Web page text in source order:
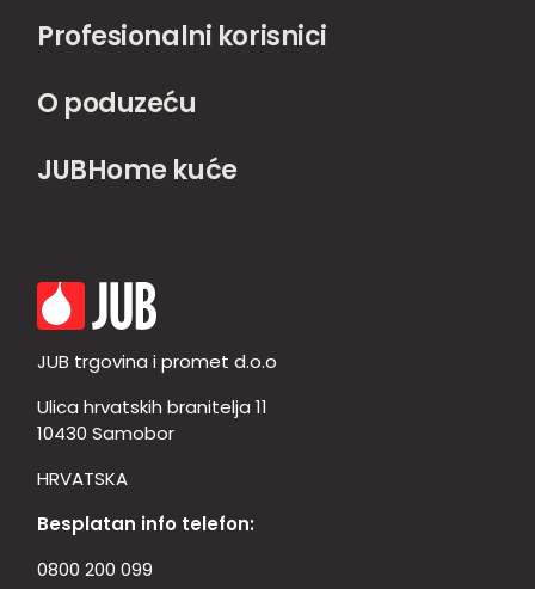
Profesionalni korisnici
O poduzeću
JUBHome kuće
JUB trgovina i promet d.o.o
Ulica hrvatskih branitelja 11
10430 Samobor
HRVATSKA
Besplatan info telefon:
0800 200 099